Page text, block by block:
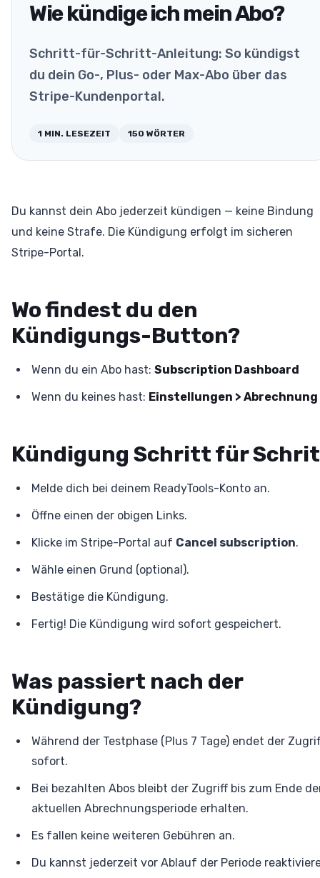
Wie kündige ich mein Abo?
Schritt-für-Schritt-Anleitung: So kündigst
du dein Go-, Plus- oder Max-Abo über das
Stripe-Kundenportal.
1 MIN. LESEZEIT 150 WÖRTER
Du kannst dein Abo jederzeit kündigen — keine Bindung
und keine Strafe. Die Kündigung erfolgt im sicheren
Stripe-Portal.
Wo findest du den
Kündigungs-Button?
Wenn du ein Abo hast: Subscription Dashboard
Wenn du keines hast: Einstellungen > Abrechnung
Kündigung Schritt für
Melde dich bei deinem ReadyTools-Konto an.
Öffne einen der obigen Links.
Klicke im Stripe-Portal auf Cancel subscription.
Wähle einen Grund (optional).
Bestätige die Kündigung.
Fertig! Die Kündigung wird sofort gespeichert.
Was passiert nach der
Kündigung?
Während der Testphase (Plus 7 Tage) endet der
sofort.
Bei bezahlten Abos bleibt der Zugriff bis zum Ende
aktuellen Abrechnungsperiode erhalten.
Es fallen keine weiteren Gebühren an.
Du kannst jederzeit vor Ablauf der Periode